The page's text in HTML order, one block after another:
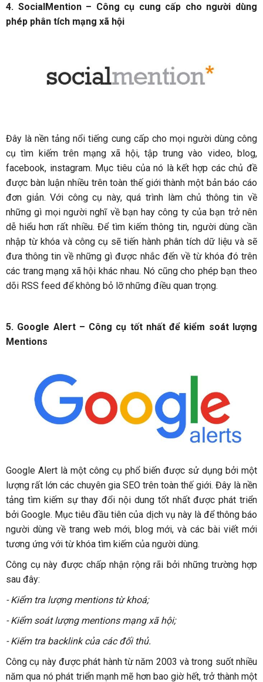
4. SocialMention – Công cụ cung cấp cho người dùng
phép phân tích mạng xã hội
Đây là nền tảng nổi tiếng cung cấp cho mọi người dùng công
cụ tìm kiếm trên mạng xã hội, tập trung vào video, blog,
facebook, instagram. Mục tiêu của nó là kết hợp các chủ đề
được bàn luận nhiều trên toàn thế giới thành một bản báo cáo
đơn giản. Với công cụ này, quá trình làm chủ thông tin về
những gì mọi người nghĩ về bạn hay công ty của bạn trở nên
dễ hiểu hơn rất nhiều. Để tìm kiếm thông tin, người dùng cần
nhập từ khóa và công cụ sẽ tiến hành phân tích dữ liệu và sẽ
đưa thông tin về những gì được nhắc đến về từ khóa đó trên
các trang mạng xã hội khác nhau. Nó cũng cho phép bạn theo
dõi RSS feed để không bỏ lỡ những điều quan trọng.
5. Google Alert – Công cụ tốt nhất để kiểm soát lượng
Mentions
Google Alert là một công cụ phổ biến được sử dụng bởi một
lượng rất lớn các chuyên gia SEO trên toàn thế giới. Đây là nền
tảng tìm kiếm sự thay đổi nội dung tốt nhất được phát triển
bởi Google. Mục tiêu đầu tiên của dịch vụ này là để thông báo
người dùng về trang web mới, blog mới, và các bài viết mới
tương ứng với từ khóa tìm kiếm của người dùng.
Công cụ này được chấp nhận rộng rãi bởi những trường hợp
sau đây:
- Kiểm tra lượng mentions từ khoá;
- Kiểm soát lượng mentions mạng xã hội;
- Kiếm tra backlink của các đối thủ.
Công cụ này được phát hành từ năm 2003 và trong suốt nhiều
năm qua nó phát triển mạnh mẽ hơn bao giờ hết, trở thành một